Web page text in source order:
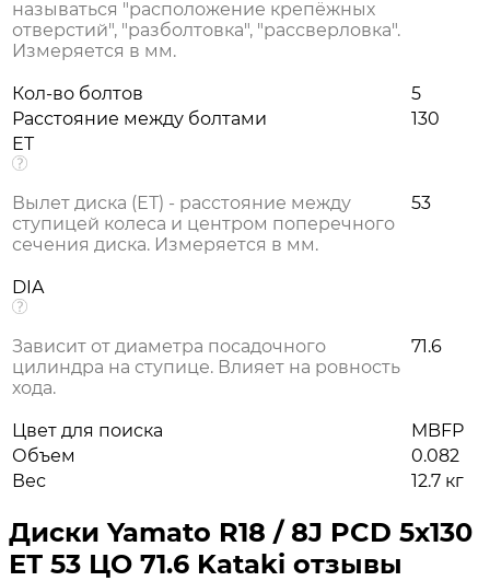
называться "расположение крепёжных
отверстий", "разболтовка", "рассверловка".
Измеряется в мм.
Кол-во болтов
5
Расстояние между болтами
130
ET
Вылет диска (ЕТ) - расстояние между
ступицей колеса и центром поперечного
сечения диска. Измеряется в мм.
53
DIA
Зависит от диаметра посадочного
цилиндра на ступице. Влияет на ровность
хода.
71.6
Цвет для поиска
MBFP
Объем
0.082
Вес
12.7 кг
Диски Yamato R18 / 8J PCD 5x130
ЕТ 53 ЦО 71.6 Kataki отзывы